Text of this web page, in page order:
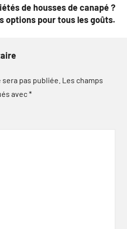
de housses de canapé ?
options pour tous les goûts.
pas publiée. Les champs
avec*